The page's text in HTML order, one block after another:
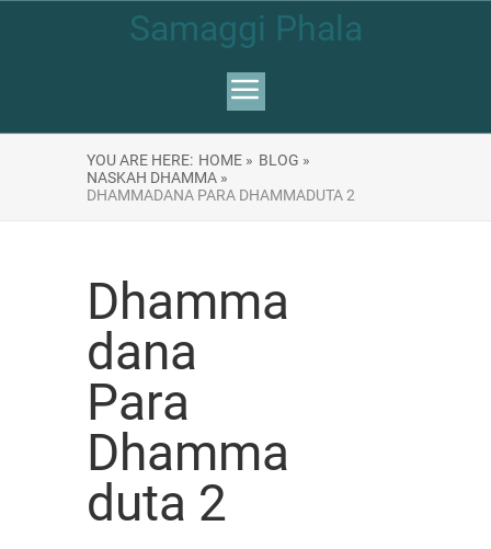
Samaggi Phala
YOU ARE HERE: HOME » BLOG »
NASKAH DHAMMA »
DHAMMADANA PARA DHAMMADUTA 2
Dhamma
dana
Para
Dhamma
duta 2